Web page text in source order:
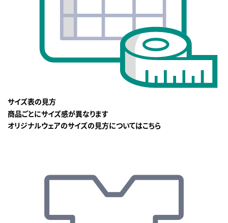
サイズ表の見方
商品ごとにサイズ感が異なります
オリジナルウェアのサイズの見方についてはこちら